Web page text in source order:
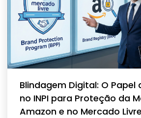
Blindagem Digital: O Papel
no INPI para Proteção da
Amazon e no Mercado Livre